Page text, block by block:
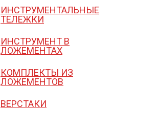
ИНСТРУМЕНТАЛЬНЫЕ
ТЕЛЕЖКИ
ИНСТРУМЕНТ В
ЛОЖЕМЕНТАХ
КОМПЛЕКТЫ ИЗ
ЛОЖЕМЕНТОВ
ВЕРСТАКИ